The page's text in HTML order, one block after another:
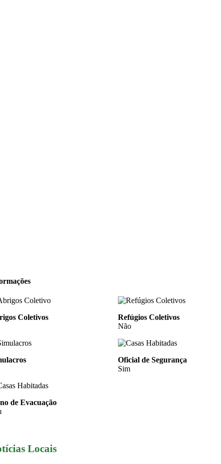
Coletivos
Refúgios Coletivos
Não
Oficial de Segurança
Sim
de Evacuação
Locais